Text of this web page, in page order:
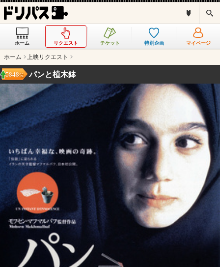
ス
ホーム リクエスト チケット 特別企画 マイページ
ホーム 上映リクエスト
パンと植木鉢
5848位